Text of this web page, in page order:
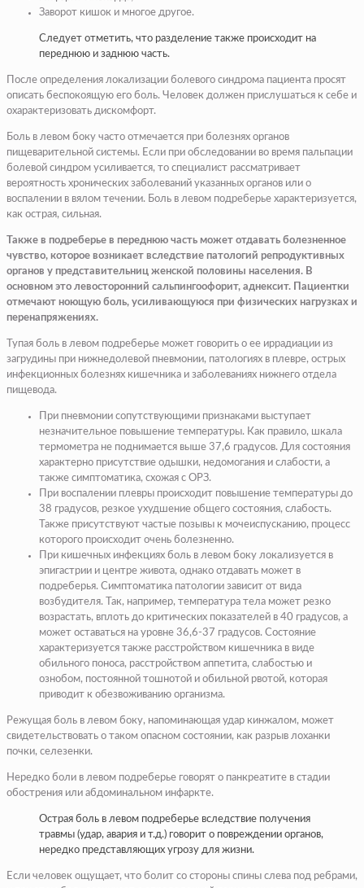
Заворот кишок и многое другое.
Следует отметить, что разделение также происходит на
переднюю и заднюю часть.
После определения локализации болевого синдрома пациента просят
описать беспокоящую его боль. Человек должен прислушаться к себе и
охарактеризовать дискомфорт.
Боль в левом боку часто отмечается при болезнях органов
пищеварительной системы. Если при обследовании во время пальпации
болевой синдром усиливается, то специалист рассматривает
вероятность хронических заболеваний указанных органов или о
воспалении в вялом течении. Боль в левом подреберье характеризуется,
как острая, сильная.
Также в подреберье в переднюю часть может отдавать болезненное
чувство, которое возникает вследствие патологий репродуктивных
органов у представительниц женской половины населения. В
основном это левосторонний сальпингоофорит, аднексит. Пациентки
отмечают ноющую боль, усиливающуюся при физических нагрузках и
перенапряжениях.
Тупая боль в левом подреберье может говорить о ее иррадиации из
загрудины при нижнедолевой пневмонии, патологиях в плевре, острых
инфекционных болезнях кишечника и заболеваниях нижнего отдела
пищевода.
При пневмонии сопутствующими признаками выступает
незначительное повышение температуры. Как правило, шкала
термометра не поднимается выше 37,6 градусов. Для состояния
характерно присутствие одышки, недомогания и слабости, а
также симптоматика, схожая с ОРЗ.
При воспалении плевры происходит повышение температуры до
38 градусов, резкое ухудшение общего состояния, слабость.
Также присутствуют частые позывы к мочеиспусканию, процесс
которого происходит очень болезненно.
При кишечных инфекциях боль в левом боку локализуется в
эпигастрии и центре живота, однако отдавать может в
подреберья. Симптоматика патологии зависит от вида
возбудителя. Так, например, температура тела может резко
возрастать, вплоть до критических показателей в 40 градусов, а
может оставаться на уровне 36,6-37 градусов. Состояние
характеризуется также расстройством кишечника в виде
обильного поноса, расстройством аппетита, слабостью и
ознобом, постоянной тошнотой и обильной рвотой, которая
приводит к обезвоживанию организма.
Режущая боль в левом боку, напоминающая удар кинжалом, может
свидетельствовать о таком опасном состоянии, как разрыв лоханки
почки, селезенки.
Нередко боли в левом подреберье говорят о панкреатите в стадии
обострения или абдоминальном инфаркте.
Острая боль в левом подреберье вследствие получения
травмы (удар, авария и т.д.) говорит о повреждении органов,
нередко представляющих угрозу для жизни.
Если человек ощущает, что болит со стороны спины слева под ребрами,